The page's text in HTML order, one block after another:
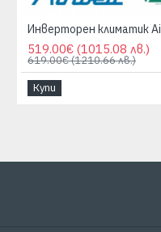
519.00€ (1015.08 лв.)
619.00€(1210.66 лв.)
Купи